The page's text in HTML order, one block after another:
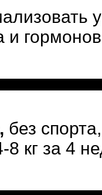
и гормонов
без
кг за 4